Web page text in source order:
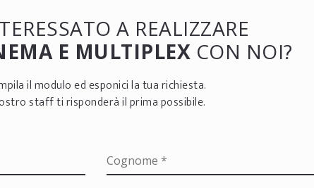
A REALIZZARE
E MULTIPLEX CON NOI?
il modulo ed esponici la tua richiesta.
staff ti risponderà il prima possibile.